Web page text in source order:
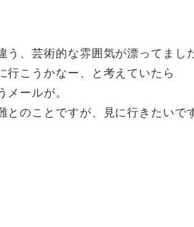
、芸術的な雰囲気が漂ってまし
行こうかなー、と考えていたら
メールが。
のことですが、見に行きたいで